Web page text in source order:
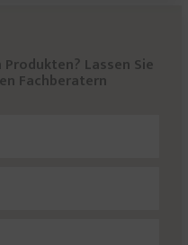
Lassen Sie
Fachberatern